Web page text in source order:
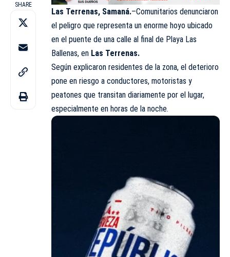
SHARE
Las Terrenas, Samaná.–Comunitarios denunciaron
el peligro que representa un enorme hoyo ubicado
en el puente de una calle al final de Playa Las
Ballenas, en Las Terrenas.
Según explicaron residentes de la zona, el deterioro
pone en riesgo a conductores, motoristas y
peatones que transitan diariamente por el lugar,
especialmente en horas de la noche.